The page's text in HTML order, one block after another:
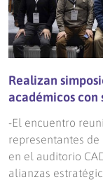
Realizan
académicos con
-El encuentro
representantes
en el auditorio
alianzas